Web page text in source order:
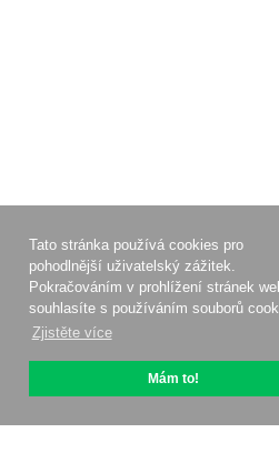
Tato stránka používá cookies pro
pohodlnější uživatelský zážitek.
Pokračováním v prohlížení stránek
souhlasíte s používáním souborů
Zjistěte více
Mám to!